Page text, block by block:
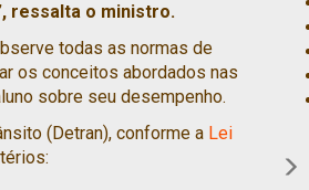
ressalta o ministro.
todas as normas de
os conceitos abordados nas
sobre seu desempenho.
(Detran), conforme a Lei